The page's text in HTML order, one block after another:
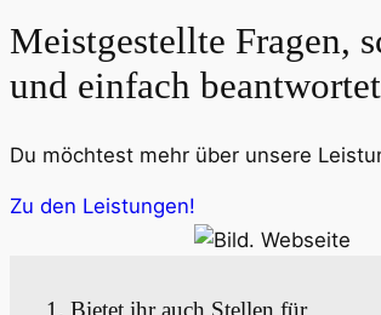
Meistgestellte Fragen,
und einfach beantwortet
Du möchtest mehr über unsere
Zu den Leistungen!